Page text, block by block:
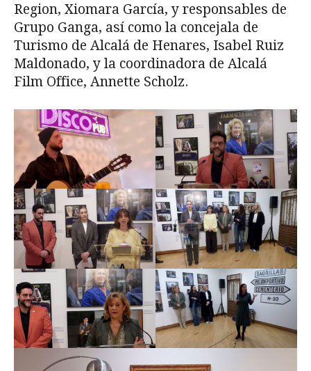
Region, Xiomara García, y responsables de
Grupo Ganga, así como la concejala de
Turismo de Alcalá de Henares, Isabel Ruiz
Maldonado, y la coordinadora de Alcalá
Film Office, Annette Scholz.